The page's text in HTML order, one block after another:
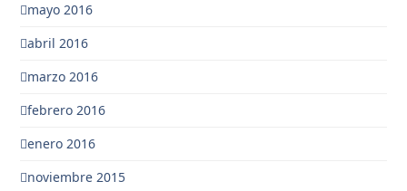
mayo 2016
abril 2016
marzo 2016
febrero 2016
enero 2016
noviembre 2015